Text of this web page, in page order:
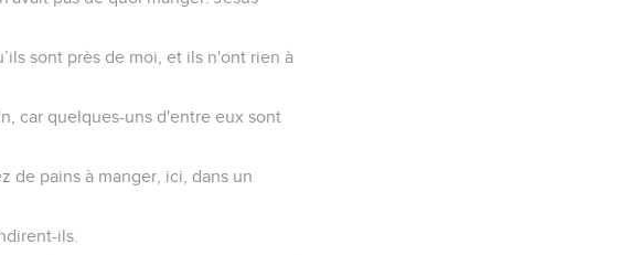
sont près de moi, et ils n'ont rien à
car quelques-uns d'entre eux sont
de pains à manger, ici, dans un
ils.